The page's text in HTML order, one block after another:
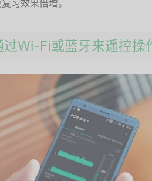
习效果倍增。
过Wi-Fi或蓝牙来遥控操